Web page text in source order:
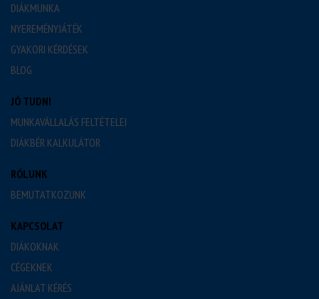
DIÁKMUNKA
NYEREMÉNYJÁTÉK
GYAKORI KÉRDÉSEK
BLOG
JÓ TUDNI
MUNKAVÁLLALÁS FELTÉTELEI
DIÁKBÉR KALKULÁTOR
RÓLUNK
BEMUTATKOZUNK
KAPCSOLAT
DIÁKOKNAK
CÉGEKNEK
AJÁNLAT KÉRÉS